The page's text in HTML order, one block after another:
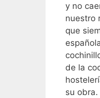
y no
nuestro
que
de la
su obra.